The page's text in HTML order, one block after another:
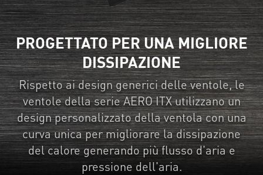
PROGETTATO PER UNA MIGLIORE
DISSIPAZIONE
Rispetto ai design generici delle ventole, le
ventole della serie AERO ITX utilizzano un
design personalizzato della ventola con una
curva unica per migliorare la dissipazione
del calore generando più flusso d'aria e
pressione dell'aria.